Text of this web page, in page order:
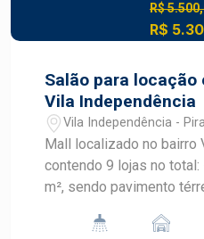
R$
R$
Salão para locação
Vila Independência
Vila Independência -
Mall localizado no bairro
contendo 9 lojas no
m², sendo pavimento
infraestrutura para